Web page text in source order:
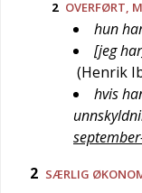
2 OVERFØRT,
hun
[jeg
(Henrik
hvis
2 SÆRLIG